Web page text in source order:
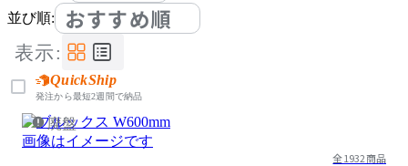
並び順: おすすめ順
表示:
QuickShip
発注から最短2週間で納品
廃盤
画像はイメージです
全1932商品